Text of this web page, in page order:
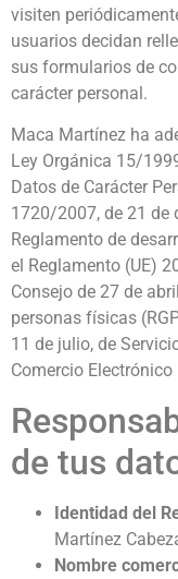
visiten
usuarios decidan
sus formularios de
carácter personal.
Maca Martínez ha
Ley Orgánica 15/
Datos de Carácter
1720/2007, de 21 de
Reglamento de
el Reglamento (UE)
Consejo de 27 de
personas físicas
11 de julio, de
Comercio Electrónico
de tus
Identidad del
Martínez
Nombre